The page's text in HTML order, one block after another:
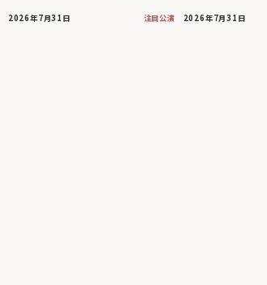
2026年7月31日 注目公演 2026年7月31日